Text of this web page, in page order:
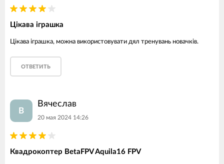
Цікава іграшка
Цікава іграшка, можна використовувати дял тренувань новачків.
ОТВЕТИТЬ
В
Вячеслав
20 мая 2024 14:26
Квадрокоптер BetaFPV Aquila16 FPV